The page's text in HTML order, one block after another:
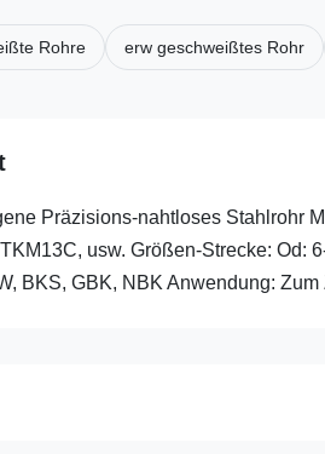
Rohre erw geschweißtes Rohr
Präzisions-nahtloses Stahlrohr
usw. Größen-Strecke: Od:
BKS, GBK, NBK Anwendung: Zum